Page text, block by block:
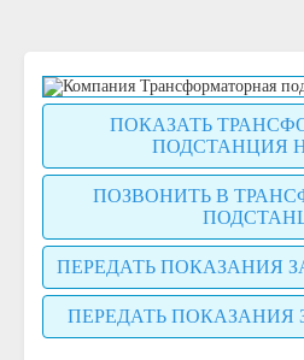
ПОКАЗАТЬ
ПОДСТАНЦИЯ
ПОЗВОНИТЬ В
ПЕРЕДАТЬ ПОКАЗАНИЯ
ПЕРЕДАТЬ ПОКАЗАНИЯ